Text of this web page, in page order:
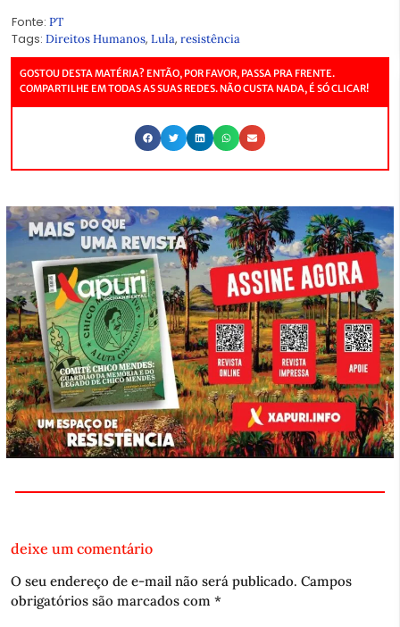
Fonte: PT
Tags: Direitos Humanos, Lula, resistência
GOSTOU DESTA MATÉRIA? ENTÃO, POR FAVOR, PASSA PRA FRENTE.
COMPARTILHE EM TODAS AS SUAS REDES. NÃO CUSTA NADA, É SÓ CLICAR!
deixe um comentário
O seu endereço de e-mail não será publicado. Campos
obrigatórios são marcados com *